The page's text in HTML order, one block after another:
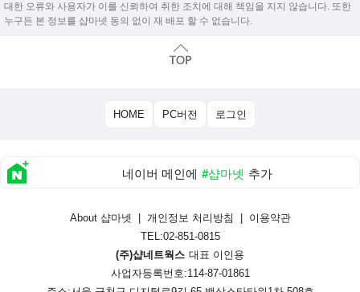
대한 오류와 사용자가 이를 신뢰하여 취한 조치에 대해 책임을 지지 않습니다. 또한
누구든 본 정보를 샵마넷 동의 없이 재 배포 할 수 없습니다.
HOME PC버전 로그인
네이버 메인에 #샵마넷 추가
About 샵마넷 개인정보 처리방침
이용약관
TEL:02-851-0815
(주)샵네트웍스 대표 이인용
사업자등록번호:114-87-01861